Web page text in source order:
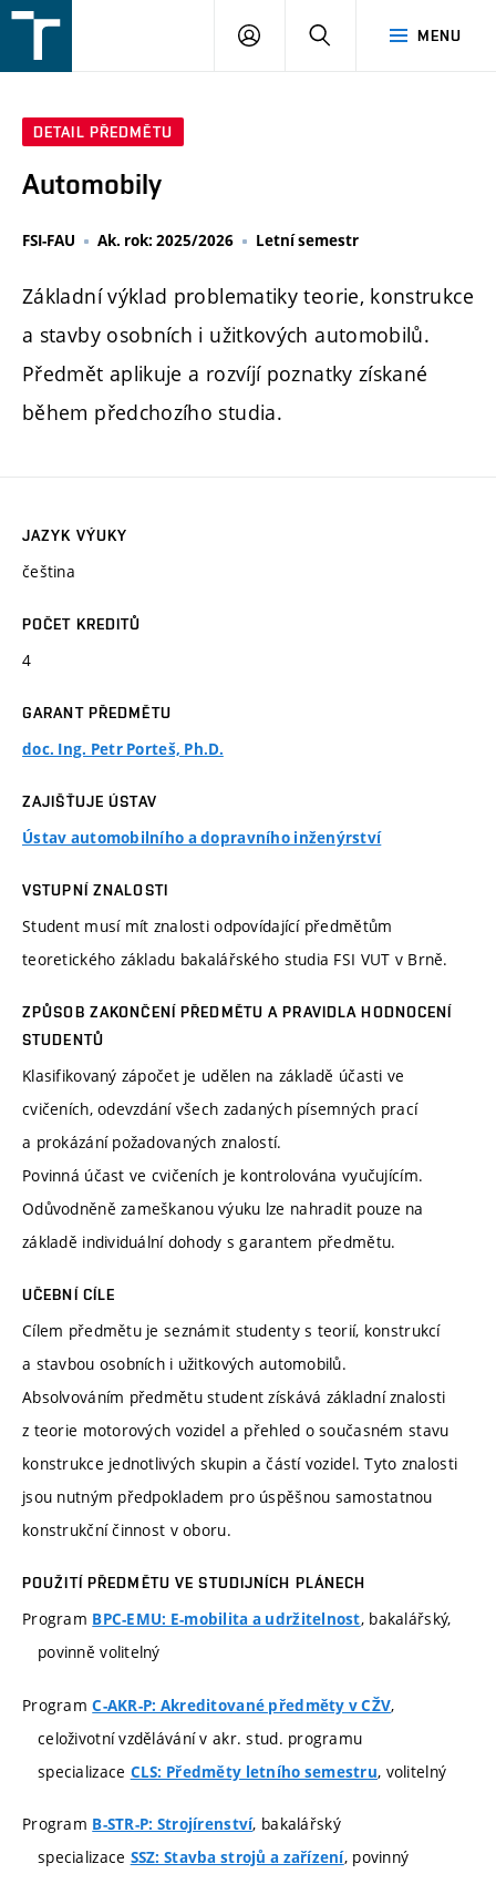
v
MENU
PŘIHLÁŠENÍ
DETAIL PŘEDMĚTU
Automobily
FSI-FAU Ak. rok: 2025/2026 Letní semestr
Základní výklad problematiky teorie, konstrukce
a stavby osobních i užitkových automobilů.
Předmět aplikuje a rozvíjí poznatky získané
během předchozího studia.
JAZYK VÝUKY
čeština
POČET KREDITŮ
4
GARANT PŘEDMĚTU
doc. Ing. Petr Porteš, Ph.D.
ZAJIŠŤUJE ÚSTAV
Ústav automobilního a dopravního inženýrství
VSTUPNÍ ZNALOSTI
Student musí mít znalosti odpovídající předmětům
teoretického základu bakalářského studia FSI VUT v Brně.
ZPŮSOB ZAKONČENÍ PŘEDMĚTU A PRAVIDLA HODNOCENÍ
STUDENTŮ
Klasifikovaný zápočet je udělen na základě účasti ve
cvičeních, odevzdání všech zadaných písemných prací
a prokázání požadovaných znalostí.
Povinná účast ve cvičeních je kontrolována vyučujícím.
Odůvodněně zameškanou výuku lze nahradit pouze na
základě individuální dohody s garantem předmětu.
UČEBNÍ CÍLE
Cílem předmětu je seznámit studenty s teorií, konstrukcí
a stavbou osobních i užitkových automobilů.
Absolvováním předmětu student získává základní znalosti
z teorie motorových vozidel a přehled o současném stavu
konstrukce jednotlivých skupin a částí vozidel. Tyto znalosti
jsou nutným předpokladem pro úspěšnou samostatnou
konstrukční činnost v oboru.
POUŽITÍ PŘEDMĚTU VE STUDIJNÍCH PLÁNECH
Program BPC-EMU: E-mobilita a udržitelnost, bakalářský,
povinně volitelný
ProgramC-AKR-P: Akreditované předměty v CŽV,
celoživotní vzdělávání v akr. stud. programu
specializace CLS: Předměty letního semestru, volitelný
Program B-STR-P: Strojírenství, bakalářský
specializace SSZ: Stavba strojů a zařízení, povinný